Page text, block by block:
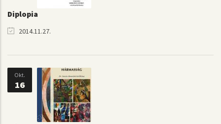
Diplopia
2014.11.27.
Okt.
16